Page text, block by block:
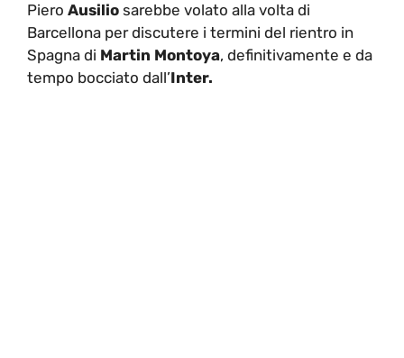
Piero Ausilio sarebbe volato alla volta di
Barcellona per discutere i termini del rientro in
Spagna di Martin Montoya, definitivamente e da
tempo bocciato dall’Inter.